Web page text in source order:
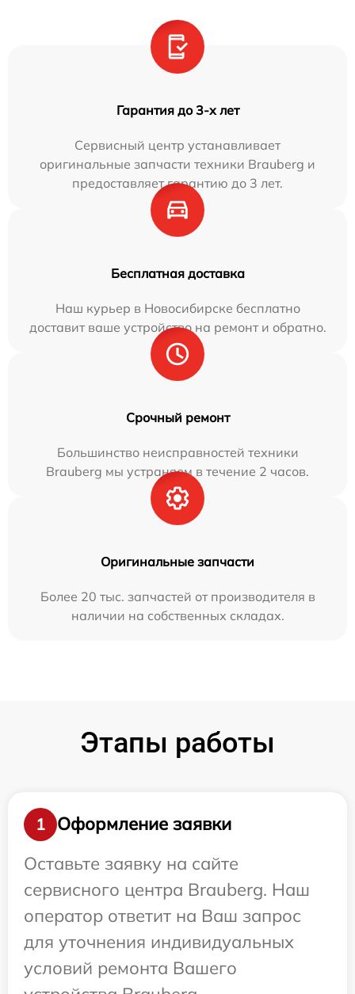
Гарантия до 3-х лет
Сервисный центр устанавливает
оригинальные запчасти техники Brauberg и
предоставляет гарантию до 3 лет.
Бесплатная доставка
Наш курьер в Новосибирске бесплатно
доставит ваше устройство на ремонт и обратно.
Срочный ремонт
Большинство неисправностей техники
Brauberg мы устраняем в течение 2 часов.
Оригинальные запчасти
Более 20 тыс. запчастей от производителя в
наличии на собственных складах.
Этапы работы
1
Оформление заявки
Оставьте заявку на сайте
сервисного центра Brauberg. Наш
оператор ответит на Ваш запрос
для уточнения индивидуальных
условий ремонта Вашего